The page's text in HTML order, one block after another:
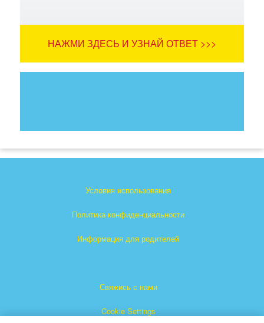
НАЖМИ ЗДЕСЬ И УЗНАЙ ОТВЕТ >>>
Условия использования
Политика конфиденциальности
Информация для родителей
Свяжись с нами
Cookie Settings